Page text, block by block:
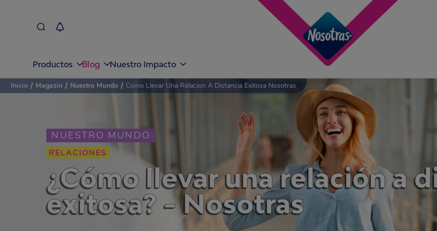
Productos Blog Nuestro Impacto
NUESTRO MUNDO
RELACIONES
¿Cómo llevar una relación a
exitosa? - Nosotras
Inicio / Magazin / Nuestro Mundo / Como Llevar Una Relacion A Distancia Exitosa Nosotras